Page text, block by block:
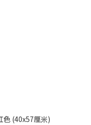
色 (40x57厘米)